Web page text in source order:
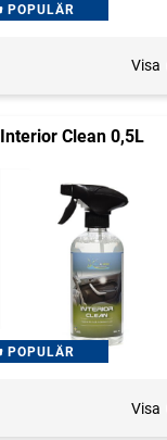
POPULÄR
Visa
Interior Clean 0,5L
POPULÄR
Visa